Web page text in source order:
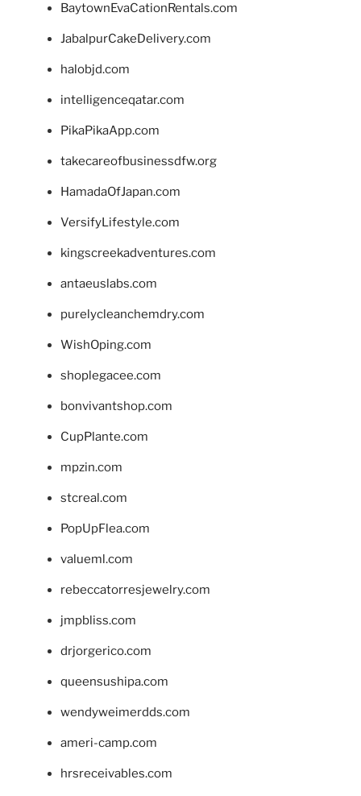
BaytownEvaCationRentals.com
JabalpurCakeDelivery.com
halobjd.com
intelligenceqatar.com
PikaPikaApp.com
takecareofbusinessdfw.org
HamadaOfJapan.com
VersifyLifestyle.com
kingscreekadventures.com
antaeuslabs.com
purelycleanchemdry.com
WishOping.com
shoplegacee.com
bonvivantshop.com
CupPlante.com
mpzin.com
stcreal.com
PopUpFlea.com
valueml.com
rebeccatorresjewelry.com
jmpbliss.com
drjorgerico.com
queensushipa.com
wendyweimerdds.com
ameri-camp.com
hrsreceivables.com